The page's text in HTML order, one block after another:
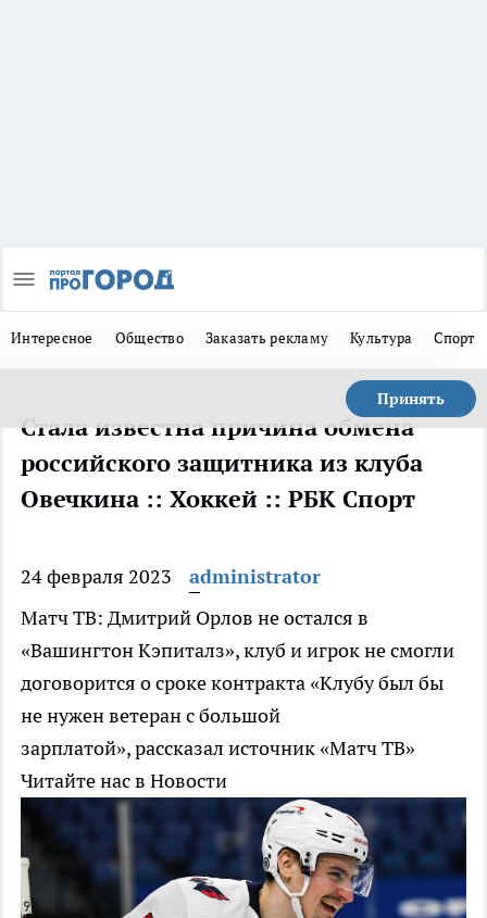
Интересное Общество Заказать рекламу Культура Спорт
Принять
Стала известна причина обмена
российского защитника из клуба
Овечкина :: Хоккей :: РБК Спорт
24 февраля 2023
administrator
Матч ТВ: Дмитрий Орлов не остался в
«Вашингтон Кэпиталз», клуб и игрок не смогли
договорится о сроке контракта «Клубу был бы
не нужен ветеран с большой
зарплатой», рассказал источник «Матч ТВ»
Читайте нас в Новости